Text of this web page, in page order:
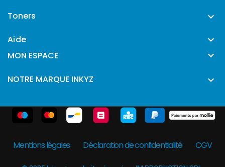
Toners 
Aide 
MON ESPACE 
NOTRE MARQUE INKYZ 
Mentions légales Déclaration de confidentialité CGV